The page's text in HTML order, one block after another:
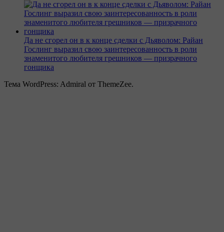
Да не сгорел он в к конце сделки с Дьяволом: Райан
Гослинг выразил свою заинтересованность в роли
знаменитого любителя грешников — призрачного
гонщика
Тема WordPress: Admiral от ThemeZee.